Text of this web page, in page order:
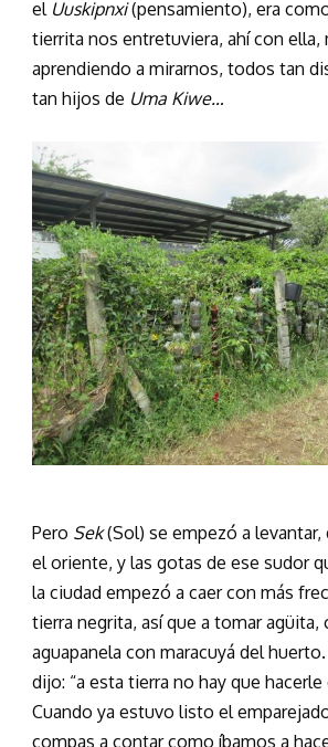
el Uuskipnxi(pensamiento), era
tierrita nos entretuviera, ahí con ella,
aprendiendo a mirarnos, todos tan
tan hijos de Uma Kiwe…
Pero Sek(Sol) se empezó a levantar,
el oriente, y las gotas de ese sudor
la ciudad empezó a caer con más
tierra negrita, así que a tomar agüita,
aguapanela con maracuyá del
dijo: “a esta tierra no hay que hacerle
Cuando ya estuvo listo el
compas a contar como íbamos a